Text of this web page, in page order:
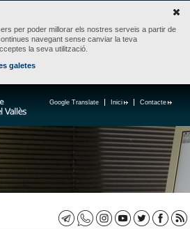
per poder millorar els nostres serveis a partir de
navegant sense canviar la teva
la seva utilització.
galetes
Contacte
Inici
Google Translate